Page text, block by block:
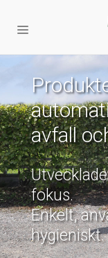
avfall
fokus.
Enkelt,
hygieniskt.